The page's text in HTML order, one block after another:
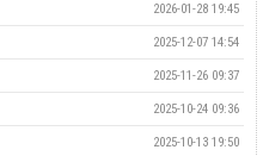
2026-01-28 19:45
2025-12-07 14:54
2025-11-26 09:37
2025-10-24 09:36
2025-10-13 19:50